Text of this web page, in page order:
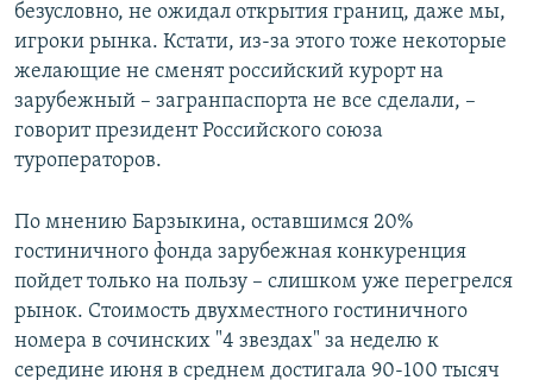
безусловно, не ожидал открытия границ, даже мы,
игроки рынка. Кстати, из-за этого тоже некоторые
желающие не сменят российский курорт на
зарубежный – загранпаспорта не все сделали, –
говорит президент Российского союза
туроператоров.
По мнению Барзыкина, оставшимся 20%
гостиничного фонда зарубежная конкуренция
пойдет только на пользу – слишком уже перегрелся
рынок. Стоимость двухместного гостиничного
номера в сочинских "4 звездах" за неделю к
середине июня в среднем достигала 90-100 тысяч